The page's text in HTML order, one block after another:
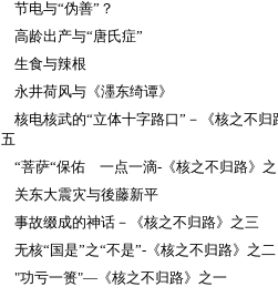
节电与“伪善”？
高龄出产与“唐氏症”
生食与辣根
永井荷风与《濹东绮谭》
核电核武的“立体十字路口”－《核之不归
五
“菩萨“保佑 一点一滴-《核之不归路》
关东大震灾与後藤新平
事故缀成的神话－《核之不归路》之三
无核“国是”之“不是”-《核之不归路》之二
"功亏一篑"—《核之不归路》之一